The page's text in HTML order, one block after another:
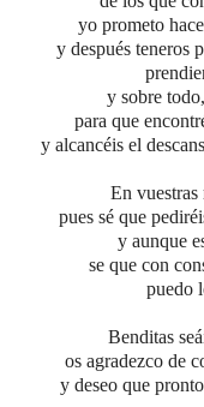
yo prometo
y después teneros
y sobre
para que
y alcancéis el
En
pues sé que
y aunque
se que con
puedo
Benditas
os agradezco de
y deseo que